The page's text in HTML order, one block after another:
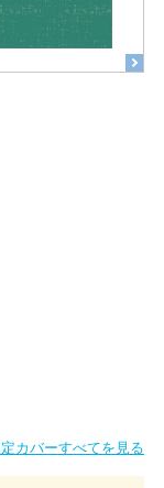
カバーすべてを見る